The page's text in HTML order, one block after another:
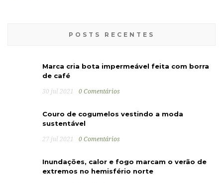
POSTS RECENTES
Marca cria bota impermeável feita com borra
de café
30 jul 2021 0 Comentários
Couro de cogumelos vestindo a moda
sustentável
27 jul 2021 0 Comentários
Inundações, calor e fogo marcam o verão de
extremos no hemisfério norte